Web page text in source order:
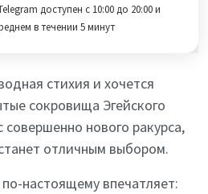
доступен с 10:00 до 20:00 и
в течении 5 минут
стихия и хочется
сокровища Эгейского
совершенно нового ракурса,
отличным выбором.
настоящему впечатляет: